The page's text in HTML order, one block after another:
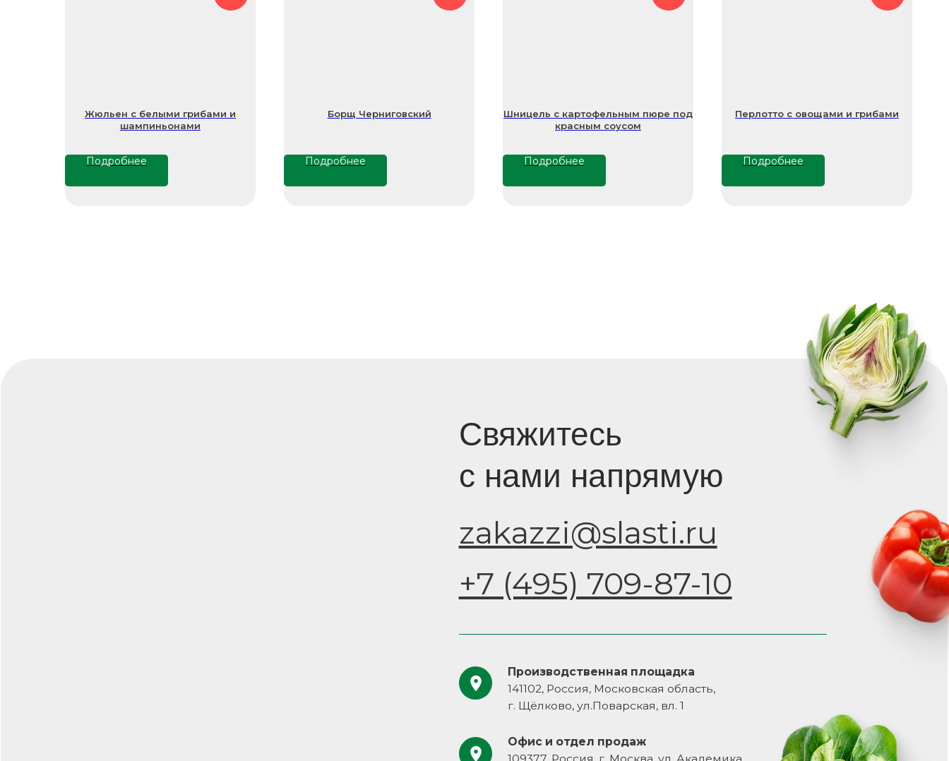
Жюльен с белыми грибами и
шампиньонами
Подробнее
Борщ Черниговский
Подробнее
Шницель с картофельным пюре под
красным соусом
Подробнее
Перлотто с овощами и грибами
Подробнее
+7 (495) 709-87-10
Офис и отдел продаж
109377, Россия, г. Москва, ул. Академика
141102, Россия, Московская область,
г. Щёлково, ул.Поварская, вл. 1
Политика конфиденциальности